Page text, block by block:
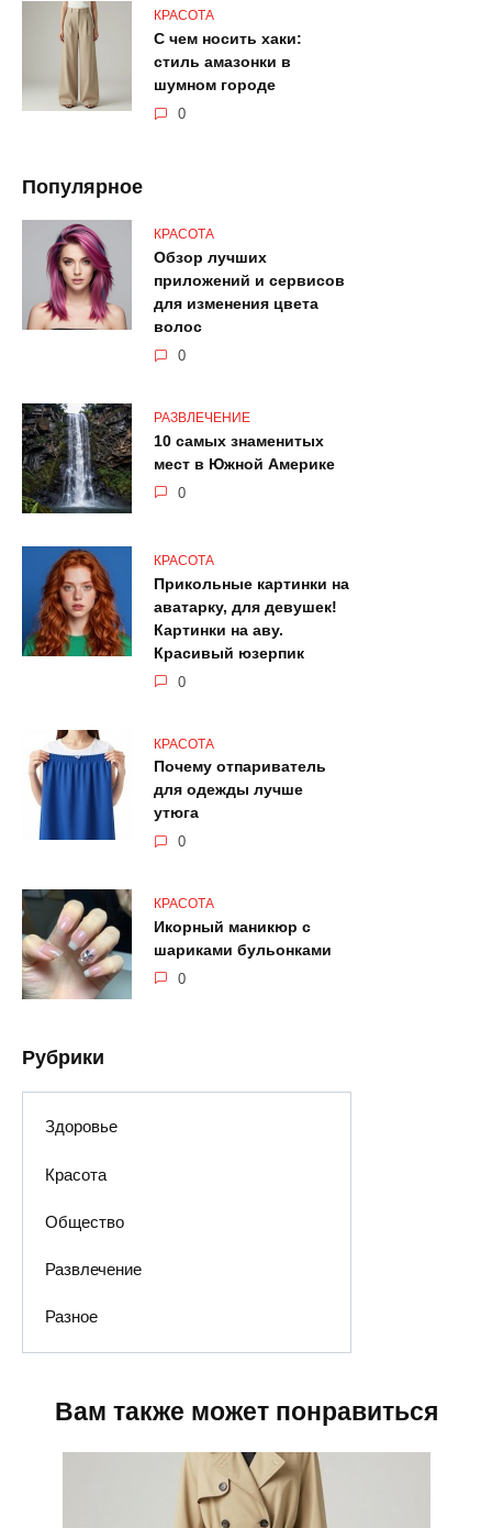
КРАСОТА
С чем носить хаки:
стиль амазонки в
шумном городе
0
Популярное
КРАСОТА
Обзор лучших
приложений и сервисов
для изменения цвета
волос
0
РАЗВЛЕЧЕНИЕ
10 самых знаменитых
мест в Южной Америке
0
КРАСОТА
Прикольные картинки на
аватарку, для девушек!
Картинки на аву.
Красивый юзерпик
0
КРАСОТА
Почему отпариватель
для одежды лучше
утюга
0
КРАСОТА
Икорный маникюр с
шариками бульонками
0
Рубрики
Здоровье
Красота
Общество
Развлечение
Разное
Вам также может понравиться